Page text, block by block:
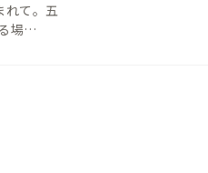
れて。五
場